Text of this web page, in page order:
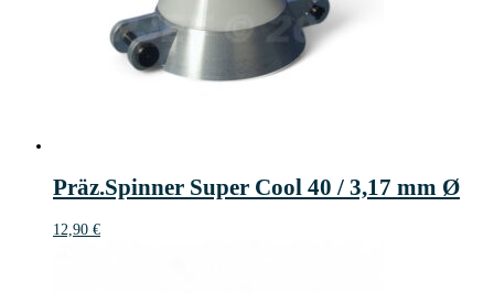
Präz.Spinner Super Cool 40 / 3,17 mm Ø
12,90 €